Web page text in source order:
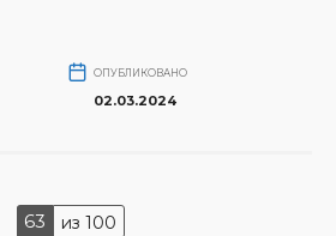
ОПУБЛИКОВАНО
02.03.2024
63 из 100